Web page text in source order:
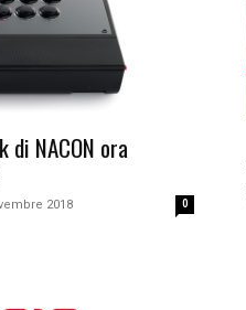
NACON ora
2018 0